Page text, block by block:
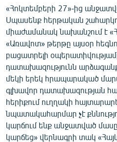
ՏՆՏԵՍՈՒԹՅՈՒՆ
ՂԱՐԱԲԱՂ
ՊԱՏԵՐԱԶՄԻ 6 ՇԱԲԱԹՆԵՐԸ
ՏԱՐԱԾԱՇՐՋԱՆ
ՄԻՋԱԶԳԱՅԻՆ
ՄՇԱԿՈՒՅԹ
ՍՊՈՐՏ
ՄԵԿՆԱԲԱՆՈՒԹՅՈՒՆ
«Հոկտեմբերի 27»-ից
Սպասենք հերթական
միաժամանակ նախանշում է
«Առավոտ» թերթը այսօր
բացատրելի
դատախազությունն
մեկի երեկ հրապարակած
գլխավոր դատախազության
հերիքում ուղղակի
նպատակահարմար չէ
կարճում ենք անջատված
կարճեց» վերնագրի տակ